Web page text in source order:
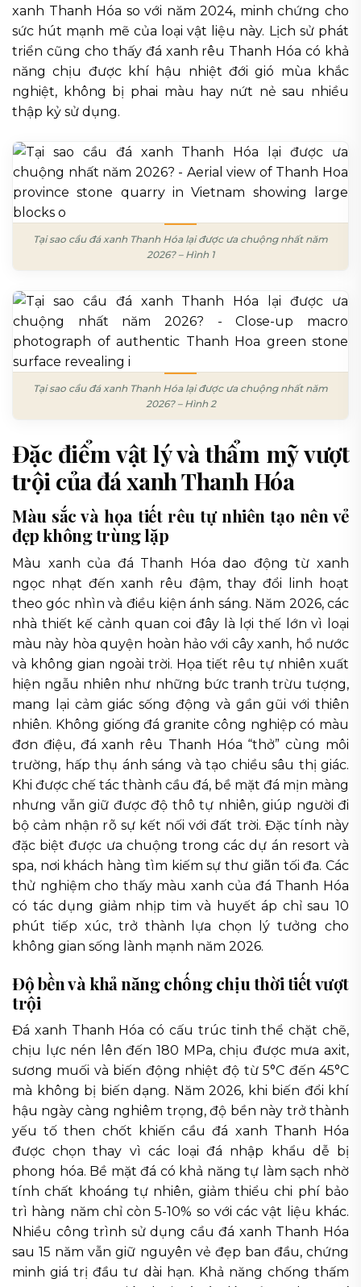
xanh Thanh Hóa so với năm 2024, minh chứng cho
sức hút mạnh mẽ của loại vật liệu này. Lịch sử phát
triển cũng cho thấy đá xanh rêu Thanh Hóa có khả
năng chịu được khí hậu nhiệt đới gió mùa khắc
nghiệt, không bị phai màu hay nứt nẻ sau nhiều
thập kỷ sử dụng.
Tại sao cầu đá xanh Thanh Hóa lại được ưa chuộng nhất năm
2026? – Hình 1
Tại sao cầu đá xanh Thanh Hóa lại được ưa chuộng nhất năm
2026? – Hình 2
Đặc điểm vật lý và thẩm mỹ vượt
trội của đá xanh Thanh Hóa
Màu sắc và họa tiết rêu tự nhiên tạo nên vẻ
đẹp không trùng lặp
Màu xanh của đá Thanh Hóa dao động từ xanh
ngọc nhạt đến xanh rêu đậm, thay đổi linh hoạt
theo góc nhìn và điều kiện ánh sáng. Năm 2026, các
nhà thiết kế cảnh quan coi đây là lợi thế lớn vì loại
màu này hòa quyện hoàn hảo với cây xanh, hồ nước
và không gian ngoài trời. Họa tiết rêu tự nhiên xuất
hiện ngẫu nhiên như những bức tranh trừu tượng,
mang lại cảm giác sống động và gần gũi với thiên
nhiên. Không giống đá granite công nghiệp có màu
đơn điệu, đá xanh rêu Thanh Hóa “thở” cùng môi
trường, hấp thụ ánh sáng và tạo chiều sâu thị giác.
Khi được chế tác thành cầu đá, bề mặt đá mịn màng
nhưng vẫn giữ được độ thô tự nhiên, giúp người đi
bộ cảm nhận rõ sự kết nối với đất trời. Đặc tính này
đặc biệt được ưa chuộng trong các dự án resort và
spa, nơi khách hàng tìm kiếm sự thư giãn tối đa. Các
thử nghiệm cho thấy màu xanh của đá Thanh Hóa
có tác dụng giảm nhịp tim và huyết áp chỉ sau 10
phút tiếp xúc, trở thành lựa chọn lý tưởng cho
không gian sống lành mạnh năm 2026.
Độ bền và khả năng chống chịu thời tiết vượt
trội
Đá xanh Thanh Hóa có cấu trúc tinh thể chặt chẽ,
chịu lực nén lên đến 180 MPa, chịu được mưa axit,
sương muối và biến động nhiệt độ từ 5°C đến 45°C
mà không bị biến dạng. Năm 2026, khi biến đổi khí
hậu ngày càng nghiêm trọng, độ bền này trở thành
yếu tố then chốt khiến cầu đá xanh Thanh Hóa
được chọn thay vì các loại đá nhập khẩu dễ bị
phong hóa. Bề mặt đá có khả năng tự làm sạch nhờ
tính chất khoáng tự nhiên, giảm thiểu chi phí bảo
trì hàng năm chỉ còn 5-10% so với các vật liệu khác.
Nhiều công trình sử dụng cầu đá xanh Thanh Hóa
sau 15 năm vẫn giữ nguyên vẻ đẹp ban đầu, chứng
minh giá trị đầu tư dài hạn. Khả năng chống thấm